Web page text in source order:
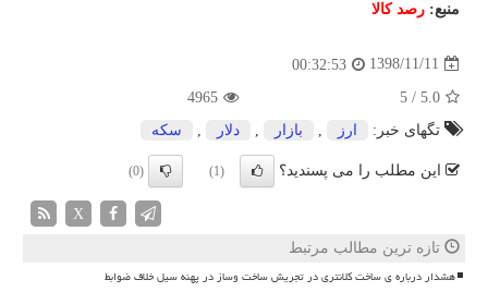
منبع: رصد كالا
1398/11/11
00:32:53
5.0
/
5
4965
تگهای خبر:
ارز بازار دلار سكه
این مطلب را می پسندید؟ (1)
(0)
X
تازه ترین مطالب مرتبط
هشدار درباره ی ساخت کلانتری در تجریش ساخت وساز در پهنه سیل خلاف ضوابط